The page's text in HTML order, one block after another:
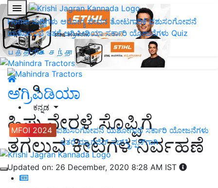
Home ಸುದ್ದಿಗಳು ಆರೋಗ್ಯ ಜೀವನ ತೋಟಗಾರಿಕೆಪಶುಸಂಗೋಪನೆ
ಯಶೋಗಾಥೆ ಇತರೆ ಅಗ್ರಿಪೀಡಿಯಾ ಸರ್ಕಾರಿ ಯೋಜನೆಗಳು Quiz
பத்திரிகை சந்தா
ಕನ್ನಡ
MFOI 2024 ಪಶುಸಂಗೋಪನೆ ಯಶೋಗಾಥೆ ಸರ್ಕಾರಿ ಯೋಜನೆಗಳು
ಇತರೆ ಮ್ಯಾಗಜಿನ್‌ ಸಬ್‌ಸ್ಕ್ರಿಪ್ಷನ್‌ಗಾಗಿ
ಅಗ್ರಿಪಿಡಿಯಾ
ಹಿಪ್ಪುನೇರಳೆ ಸೊಪ್ಪಿಗೆ
ತಗಲುವ ಕೀಟಗಳ ನಿರ್ವಹಣೆ
Updated on: 26 December, 2020 8:28 AM IST